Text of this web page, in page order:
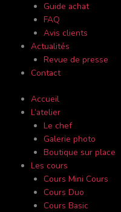
Guide achat
FAQ
Avis clients
Actualités
Revue de presse
Contact
Accueil
L’atelier
Le chef
Galerie photo
Boutique sur place
Les cours
Cours Mini Cours
Cours Duo
Cours Basic